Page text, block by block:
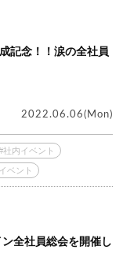
記念！！涙の全社員
2022.06.06(Mon)
社内イベント
ベント
全社員総会を開催し